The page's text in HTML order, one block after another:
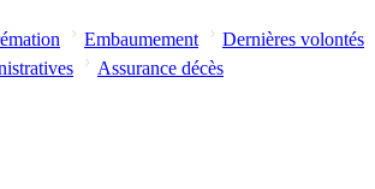
Embaumement
Dernières volontés
Assurance décès